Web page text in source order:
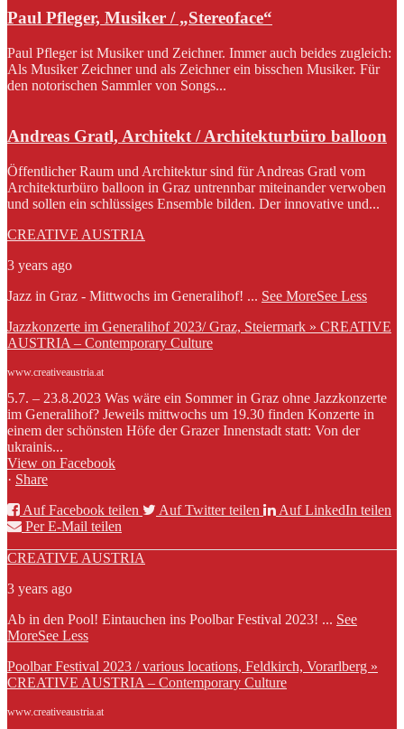
Paul Pfleger, Musiker / „Stereoface“
Paul Pfleger ist Musiker und Zeichner. Immer auch beides zugleich:
Als Musiker Zeichner und als Zeichner ein bisschen Musiker. Für
den notorischen Sammler von Songs...
Andreas Gratl, Architekt / Architekturbüro balloon
Öffentlicher Raum und Architektur sind für Andreas Gratl vom
Architekturbüro balloon in Graz untrennbar miteinander verwoben
und sollen ein schlüssiges Ensemble bilden. Der innovative und...
CREATIVE AUSTRIA
3 years ago
Jazz in Graz - Mittwochs im Generalihof! ... See MoreSee Less
Jazzkonzerte im Generalihof 2023/ Graz, Steiermark » CREATIVE
AUSTRIA – Contemporary Culture
www.creativeaustria.at
5.7. – 23.8.2023 Was wäre ein Sommer in Graz ohne Jazzkonzerte
im Generalihof? Jeweils mittwochs um 19.30 finden Konzerte in
einem der schönsten Höfe der Grazer Innenstadt statt: Von der
ukrainis...
View on Facebook
· Share
Auf Facebook teilen
Auf Twitter teilen
Auf LinkedIn teilen
Per E-Mail teilen
CREATIVE AUSTRIA
3 years ago
Ab in den Pool! Eintauchen ins Poolbar Festival 2023! ... See
MoreSee Less
Poolbar Festival 2023 / various locations, Feldkirch, Vorarlberg »
CREATIVE AUSTRIA – Contemporary Culture
www.creativeaustria.at